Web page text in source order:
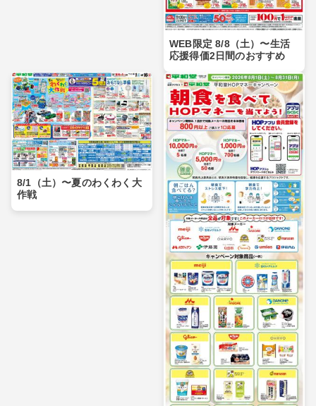
WEB限定 8/8（土）〜生活
応援得価2日間のおすすめ
8/1（土）〜夏のわくわく大
作戦